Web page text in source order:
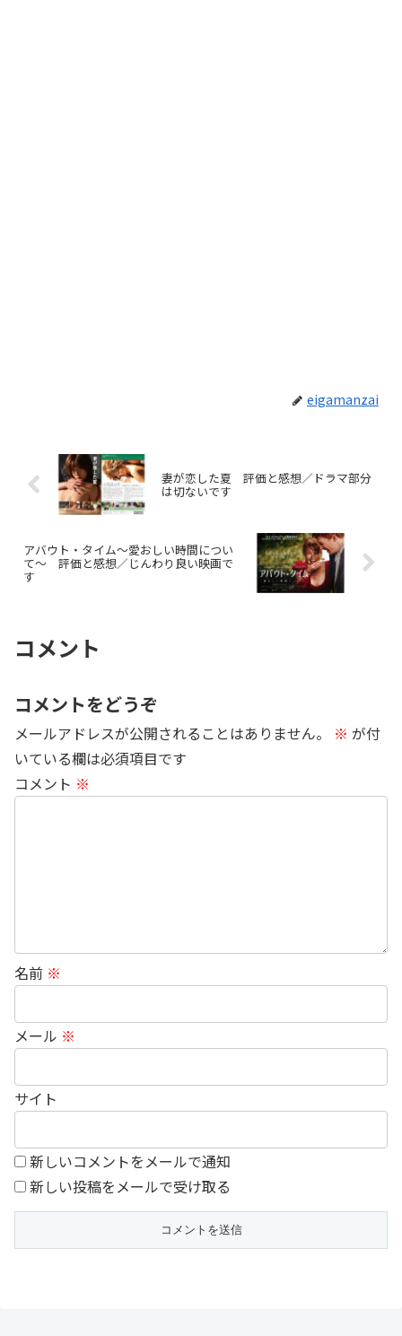
eigamanzai
妻が恋した夏 評価と感想／ドラマ部分
は切ないです
アバウト・タイム～愛おしい時間につい
て～ 評価と感想／じんわり良い映画で
す
コメント
コメントをどうぞ
メールアドレスが公開されることはありません。 ※ が付
いている欄は必須項目です
コメント ※
名前 ※
メール ※
サイト
新しいコメントをメールで通知
新しい投稿をメールで受け取る